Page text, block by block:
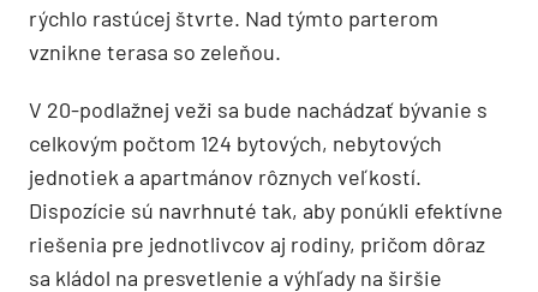
rýchlo rastúcej štvrte. Nad týmto parterom
vznikne terasa so zeleňou.
V 20-podlažnej veži sa bude nachádzať bývanie s
celkovým počtom 124 bytových, nebytových
jednotiek a apartmánov rôznych veľkostí.
Dispozície sú navrhnuté tak, aby ponúkli efektívne
riešenia pre jednotlivcov aj rodiny, pričom dôraz
sa kládol na presvetlenie a výhľady na širšie